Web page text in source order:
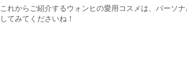
これからご紹介するウォンヒの愛用コスメは、パーソ
してみてくださいね！